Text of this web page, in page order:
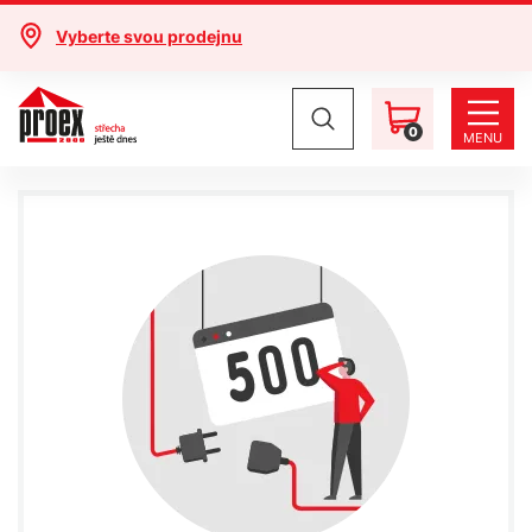
Vyberte svou prodejnu
0 MENU